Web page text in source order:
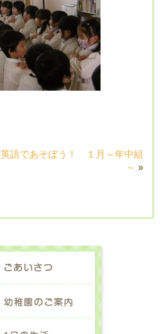
英語であそぼう！ １月～年中組
～ »
ごあいさつ
幼稚園のご案内